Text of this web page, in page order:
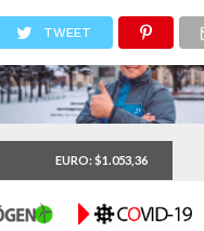
EURO: $1.053,36
TWEET